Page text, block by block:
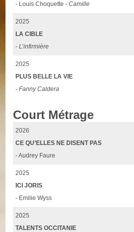
- Louis Choquette -Camille
2025
LA CIBLE
-L’infirmière
2025
PLUS BELLE LA VIE
-Fanny Caldera
Court Métrage
2026
CE QU’ELLES NE DISENT PAS
- Audrey Faure
2025
ICI JORIS
- Emilie Wyss
2025
TALENTS OCCITANIE